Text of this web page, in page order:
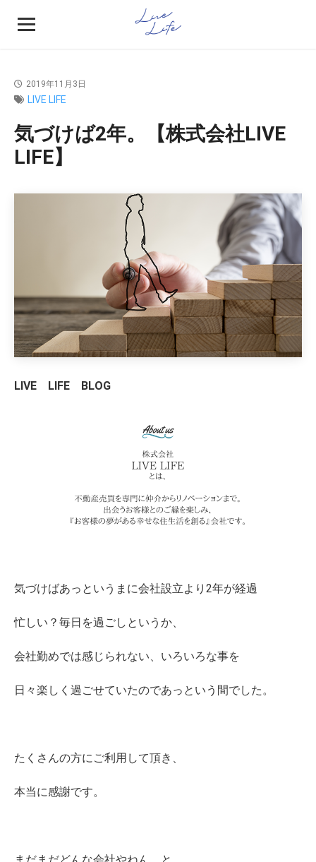
2019年11月3日
LIVE LIFE
気づけば2年。【株式会社LIVE
LIFE】
LIVE LIFE BLOG
気づけばあっというまに会社設立より2年が経過
忙しい？毎日を過ごしというか、
会社勤めでは感じられない、いろいろな事を
日々楽しく過ごせていたのであっという間でした。
たくさんの方にご利用して頂き、
本当に感謝です。